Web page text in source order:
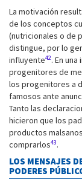
La motivación
de los conceptos
(nutricionales o de
distingue, por lo
influyente42. En
progenitores de
los progenitores a
famosos ante
Tanto las
hicieron que los
productos
comprarlos43.
LOS MENSAJES
PODERES